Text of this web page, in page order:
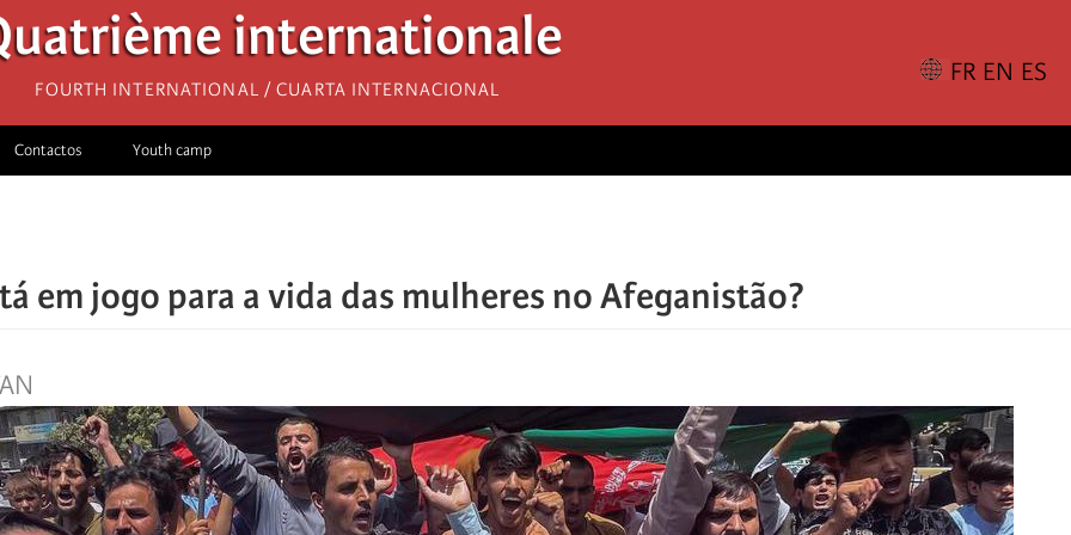
internationale
Fourth International / Cuarta Internacional
Contactos Youth camp
em jogo para a vida das mulheres no Afeganistão?